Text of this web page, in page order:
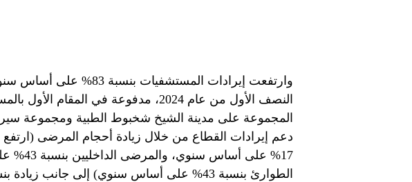
النصف الأول من عام 2024، مدفوعة في
المجموعة على مدينة الشيخ شخبوط الطبية ومجموعة
دعم إيرادات القطاع من خلال زيادة أحجام المرضى
17% على